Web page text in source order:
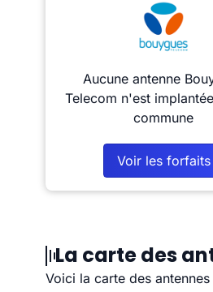
Aucune antenne
Telecom n'est
commune
Voir les forfaits
La carte des
Voici la carte des